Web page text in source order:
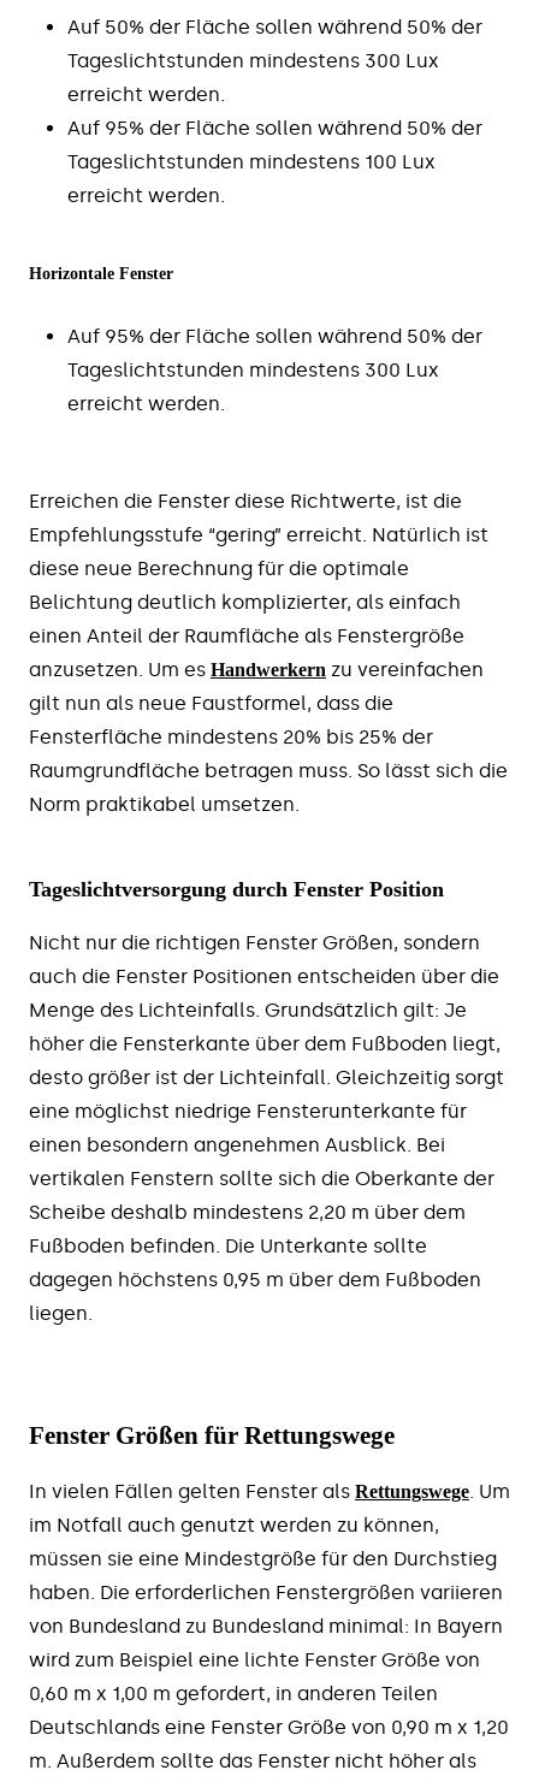
Auf 50% der Fläche sollen während 50% der
Tageslichtstunden mindestens 300 Lux
erreicht werden.
Auf 95% der Fläche sollen während 50% der
Tageslichtstunden mindestens 100 Lux
erreicht werden.
Horizontale Fenster
Auf 95% der Fläche sollen während 50% der
Tageslichtstunden mindestens 300 Lux
erreicht werden.
Erreichen die Fenster diese Richtwerte, ist die
Empfehlungsstufe “gering” erreicht. Natürlich ist
diese neue Berechnung für die optimale
Belichtung deutlich komplizierter, als einfach
einen Anteil der Raumfläche als Fenstergröße
anzusetzen. Um es Handwerkern zu vereinfachen
gilt nun als neue Faustformel, dass die
Fensterfläche mindestens 20% bis 25% der
Raumgrundfläche betragen muss. So lässt sich die
Norm praktikabel umsetzen.
Tageslichtversorgung durch Fenster Position
Nicht nur die richtigen Fenster Größen, sondern
auch die Fenster Positionen entscheiden über die
Menge des Lichteinfalls. Grundsätzlich gilt: Je
höher die Fensterkante über dem Fußboden liegt,
desto größer ist der Lichteinfall. Gleichzeitig sorgt
eine möglichst niedrige Fensterunterkante für
einen besondern angenehmen Ausblick. Bei
vertikalen Fenstern sollte sich die Oberkante der
Scheibe deshalb mindestens 2,20 m über dem
Fußboden befinden. Die Unterkante sollte
dagegen höchstens 0,95 m über dem Fußboden
liegen.
Fenster Größen für Rettungswege
In vielen Fällen gelten Fenster als Rettungswege. Um
im Notfall auch genutzt werden zu können,
müssen sie eine Mindestgröße für den Durchstieg
haben. Die erforderlichen Fenstergrößen variieren
von Bundesland zu Bundesland minimal: In Bayern
wird zum Beispiel eine lichte Fenster Größe von
0,60 m x 1,00 m gefordert, in anderen Teilen
Deutschlands eine Fenster Größe von 0,90 m x 1,20
m. Außerdem sollte das Fenster nicht höher als